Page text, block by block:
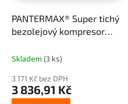
PANTERMAX® Super tichý
bezolejový kompresor
Skladem (3 ks)
3 171 Kč bez DPH
3 836,91 Kč